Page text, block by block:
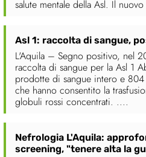
salute mentale della Asl. Il
Asl 1: raccolta di sangue,
L'Aquila – Segno positivo, nel
raccolta di sangue per la Asl 1
prodotte di sangue intero e
che hanno consentito la
globuli rossi concentrati. ....
Nefrologia L'Aquila:
screening, "tenere alta la